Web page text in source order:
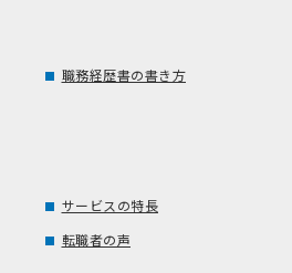
職務経歴書の書き方
サービスの特長
転職者の声